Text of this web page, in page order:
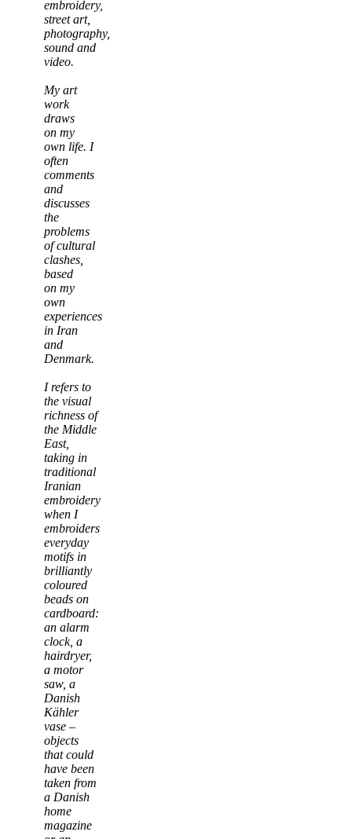
embroidery,
street art,
photography,
sound and
video.
My art
work
draws
on my
own life. I
often
comments
and
discusses
the
problems
of cultural
clashes,
based
on my
own
experiences
in Iran
and
Denmark.
I refers to
the visual
richness of
the Middle
East,
taking in
traditional
Iranian
embroidery
when I
embroiders
everyday
motifs in
brilliantly
coloured
beads on
cardboard:
an alarm
clock, a
hairdryer,
a motor
saw, a
Danish
Kähler
vase –
objects
that could
have been
taken from
a Danish
home
magazine